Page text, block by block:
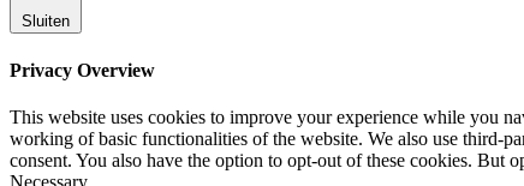
Sluiten
Privacy Overview
This website uses cookies to improve your experience while you
working of basic functionalities of the website. We also use third-
consent. You also have the option to opt-out of these cookies. But
Necessary